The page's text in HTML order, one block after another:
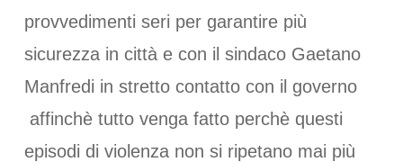
provvedimenti seri per garantire più
sicurezza in città e con il sindaco Gaetano
Manfredi in stretto contatto con il governo
affinchè tutto venga fatto perchè questi
episodi di violenza non si ripetano mai più